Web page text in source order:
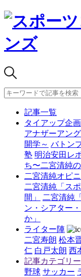
記事一覧
タイアップ企画
アナザーアン
開学～ バトン
塾 明治安田レ
ち〜二宮清純
二宮清純オピ
二宮清純「ス
間」
二宮清純
ン・シアター・
か」
ライター陣
二宮寿朗 松本
仁 白戸太朗 西
記事カテゴリー
野球 サッカー